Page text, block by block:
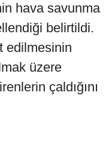
hava savunma
belirtildi.
edilmesinin
üzere
çaldığını